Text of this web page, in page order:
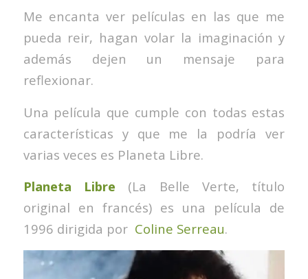
Me encanta ver películas en las que me
pueda reir, hagan volar la imaginación y
además dejen un mensaje para
reflexionar.
Una película que cumple con todas estas
características y que me la podría ver
varias veces es Planeta Libre.
Planeta Libre (La Belle Verte, título
original en francés) es una película de
1996 dirigida por Coline Serreau.